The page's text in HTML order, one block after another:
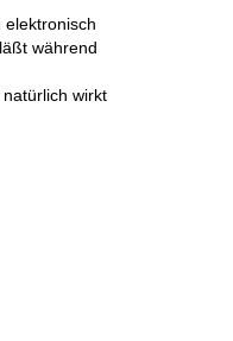
elektronisch
während
wirkt